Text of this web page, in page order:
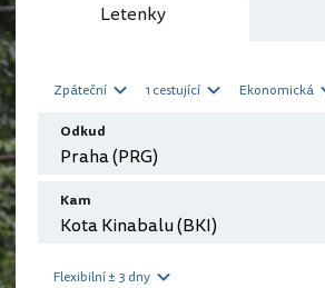
Letenky
Zpáteční 1 cestující Ekonomická
Odkud
Kam
Flexibilní ± 3 dny